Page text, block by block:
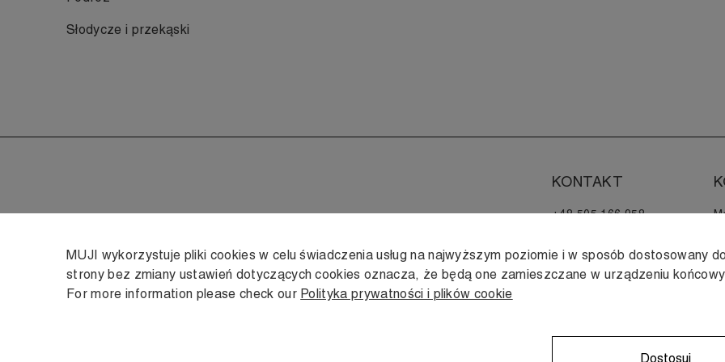
Słodycze i przekąski
KONTAKT
+48 505 166 958
Infolinia czynna
od poniedziałku do piątku
MUJI wykorzystuje pliki cookies w celu świadczenia usług na najwyższym poziomie i w sposób dostosowany
strony bez zmiany ustawień dotyczących cookies oznacza, że będą one zamieszczane w urządzeniu
For more information please check our Polityka prywatności i plików cookie
Dostosuj